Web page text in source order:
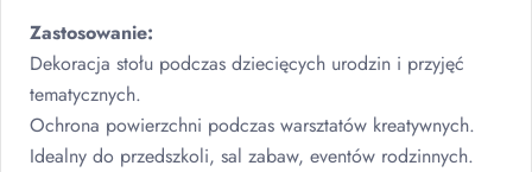
Zastosowanie:
Dekoracja stołu podczas dziecięcych urodzin i przyjęć
tematycznych.
Ochrona powierzchni podczas warsztatów kreatywnych.
Idealny do przedszkoli, sal zabaw, eventów rodzinnych.